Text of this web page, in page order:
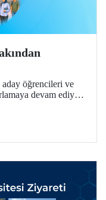
öğrencileri ve
devam ediyor.
devam